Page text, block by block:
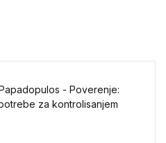
- Poverenje:
za kontrolisanjem